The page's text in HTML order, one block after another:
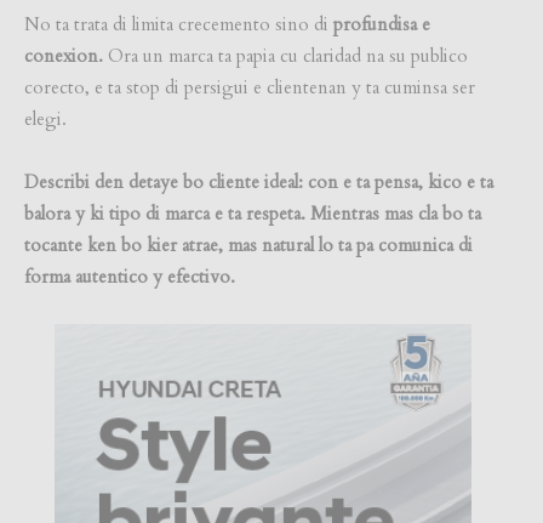
No ta trata di limita crecemento sino di profundisa e
conexion. Ora un marca ta papia cu claridad na su publico
corecto, e ta stop di persigui e clientenan y ta cuminsa ser
elegi.
Describi den detaye bo cliente ideal: con e ta pensa, kico e ta
balora y ki tipo di marca e ta respeta. Mientras mas cla bo ta
tocante ken bo kier atrae, mas natural lo ta pa comunica di
forma autentico y efectivo.